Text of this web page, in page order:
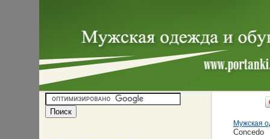
Мужская
Concedo